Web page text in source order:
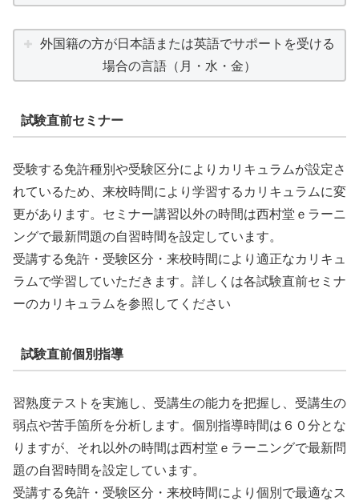
外国籍の方が日本語または英語でサポートを受ける
場合の言語（月・水・金）
試験直前セミナー
受験する免許種別や受験区分によりカリキュラムが設定さ
れているため、来校時間により学習するカリキュラムに変
更があります。セミナー講習以外の時間は西村堂ｅラーニ
ングで最新問題の自習時間を設定しています。
受講する免許・受験区分・来校時間により適正なカリキュ
ラムで学習していただきます。詳しくは各試験直前セミナ
ーのカリキュラムを参照してください
試験直前個別指導
習熟度テストを実施し、受講生の能力を把握し、受講生の
弱点や苦手箇所を分析します。個別指導時間は６０分とな
りますが、それ以外の時間は西村堂ｅラーニングで最新問
題の自習時間を設定しています。
受講する免許・受験区分・来校時間により個別で最適なス